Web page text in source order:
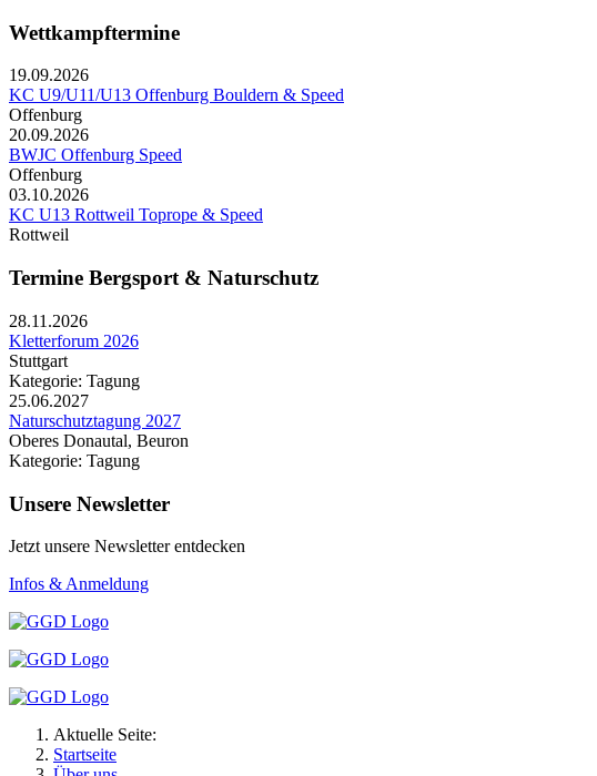
Wettkampftermine
19.09.2026
KC U9/U11/U13 Offenburg Bouldern & Speed
Offenburg
20.09.2026
BWJC Offenburg Speed
Offenburg
03.10.2026
KC U13 Rottweil Toprope & Speed
Rottweil
Termine Bergsport & Naturschutz
28.11.2026
Kletterforum 2026
Stuttgart
Kategorie: Tagung
25.06.2027
Naturschutztagung 2027
Oberes Donautal, Beuron
Kategorie: Tagung
Unsere Newsletter
Jetzt unsere Newsletter entdecken
Infos & Anmeldung
Aktuelle Seite:
Startseite